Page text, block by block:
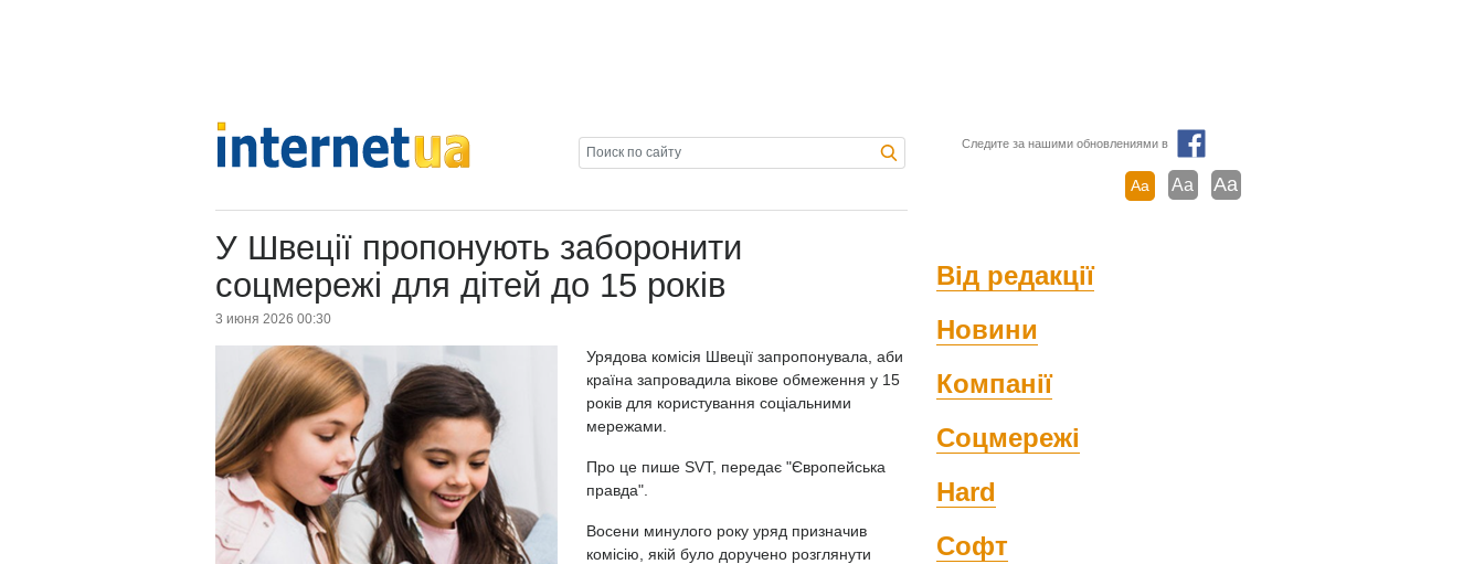
Следите за нашими обновлениями в
Aa Aa Aa
У Швеції пропонують заборонити
соцмережі для дітей до 15 років
3 июня 2026 00:30
Урядова комісія Швеції запропонувала, аби
країна запровадила вікове обмеження у 15
років для користування соціальними
мережами.
Про це пише SVT, передає "Європейська
правда".
Восени минулого року уряд призначив
комісію, якій було доручено розглянути
Від редакції
Новини
Компанії
Соцмережі
Hard
Софт